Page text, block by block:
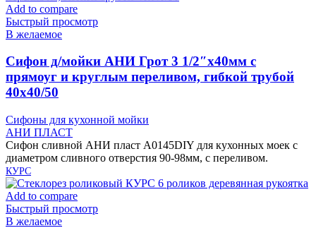
Add to compare
Быстрый просмотр
В желаемое
Cифон д/мойки АНИ Грот 3 1/2″х40мм с
прямоуг и круглым переливом, гибкой трубой
40х40/50
Сифоны для кухонной мойки
АНИ ПЛАСТ
Сифон сливной АНИ пласт A0145DIY для кухонных моек с
диаметром сливного отверстия 90-98мм, с переливом.
КУРС
Add to compare
Быстрый просмотр
В желаемое